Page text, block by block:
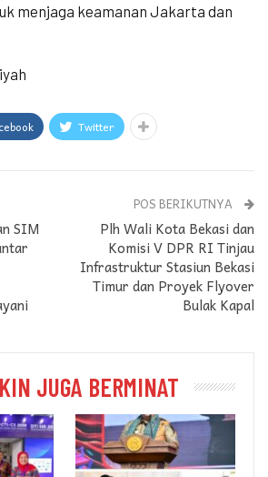
menjaga keamanan Jakarta dan
Twitter
SIM
POS BERIKUTNYA
Plh Wali Kota Bekasi dan
Komisi V DPR RI Tinjau
Infrastruktur Stasiun Bekasi
Timur dan Proyek Flyover
Bulak Kapal
JUGA BERMINAT